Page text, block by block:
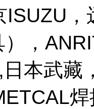
ISUZU
，
本武藏